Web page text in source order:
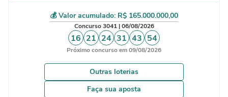
💰 Valor acumulado: R$ 165.000.000,00
Concurso 3041 | 06/08/2026
16 21 24 31 43 54
Próximo concurso em 09/08/2026
Outras loterias
Faça sua aposta